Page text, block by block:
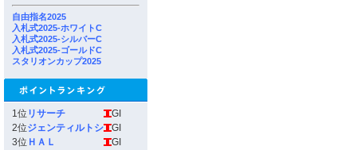
自由指名2025
入札式2025-ホワイトC
入札式2025-シルバーC
入札式2025-ゴールドC
スタリオンカップ2025
1位 リサーチ
GI
2位ジェンティルトシ
GI
3位 ＨＡＬ
GI